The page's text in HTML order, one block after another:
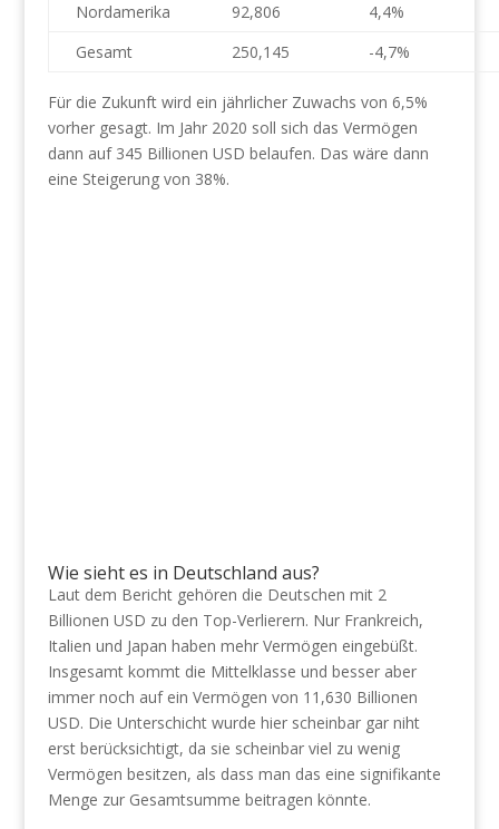
Nordamerika
92,806
4,4%
Gesamt
250,145 -4,7%
Für die Zukunft wird ein jährlicher Zuwachs von 6,5%
vorher gesagt. Im Jahr 2020 soll sich das Vermögen
dann auf 345 Billionen USD belaufen. Das wäre dann
eine Steigerung von 38%.
Wie sieht es in Deutschland aus?
Laut dem Bericht gehören die Deutschen mit 2
Billionen USD zu den Top-Verlierern. Nur Frankreich,
Italien und Japan haben mehr Vermögen eingebüßt.
Insgesamt kommt die Mittelklasse und besser aber
immer noch auf ein Vermögen von 11,630 Billionen
USD. Die Unterschicht wurde hier scheinbar gar niht
erst berücksichtigt, da sie scheinbar viel zu wenig
Vermögen besitzen, als dass man das eine signifikante
Menge zur Gesamtsumme beitragen könnte.